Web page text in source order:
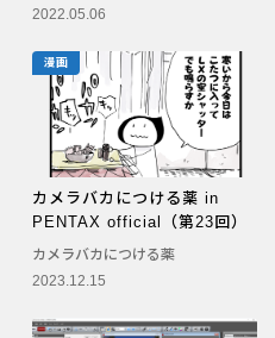
2022.05.06
漫画
カメラバカにつける薬 in
PENTAX official（第23回）
カメラバカにつける薬
2023.12.15